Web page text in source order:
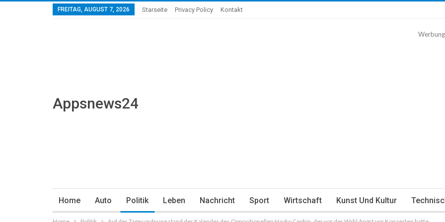
FREITAG, AUGUST 7, 2026 Starseite Privacy Policy Kontakt
Appsnews24
Werbung
Home Auto Politik Leben Nachricht Sport Wirtschaft Kunst Und Kultur